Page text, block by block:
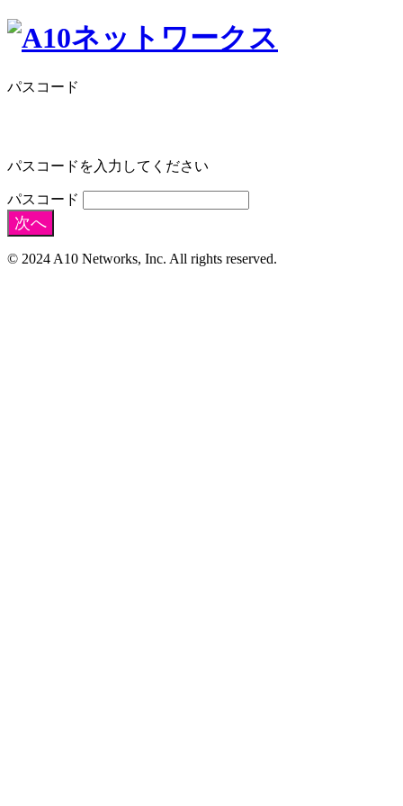
パスコード
パスコードを入力してください
パスコード
次へ
© 2024 A10 Networks, Inc. All rights reserved.